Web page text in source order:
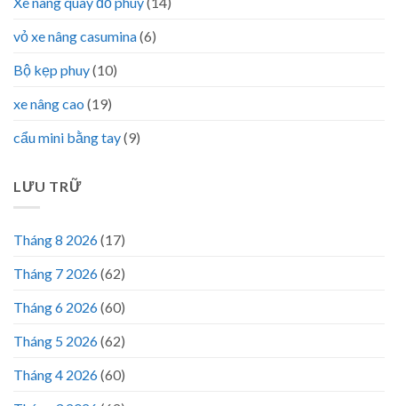
vỏ xe nâng casumina(6)
Bộ kẹp phuy(10)
xe nâng cao (19)
cẩu mini bằng tay(9)
LƯU TRỮ
Tháng 8 2026(17)
Tháng 7 2026(62)
Tháng 6 2026(60)
Tháng 5 2026(62)
Tháng 4 2026(60)